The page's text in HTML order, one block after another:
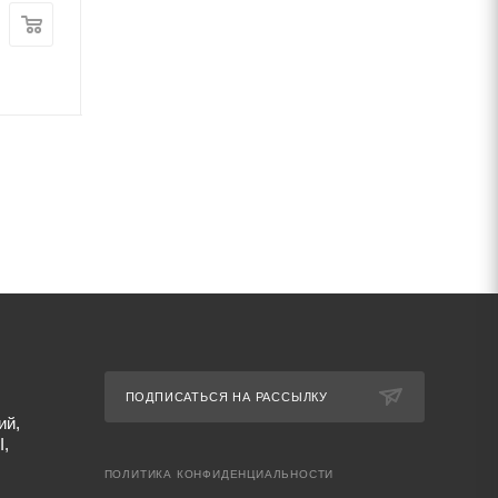
ПОДПИСАТЬСЯ НА РАССЫЛКУ
ПОЛИТИКА КОНФИДЕНЦИАЛЬНОСТИ